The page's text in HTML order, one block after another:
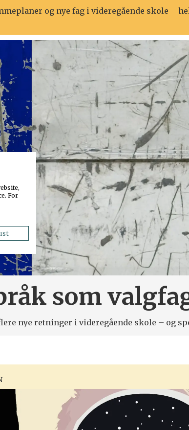
og nye fag i videregående skole –
som
nye retninger i videregående skole – og
For